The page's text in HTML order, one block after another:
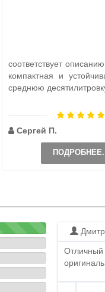
соответствует
компактная и
среднюю
Сергей П.
Отличный